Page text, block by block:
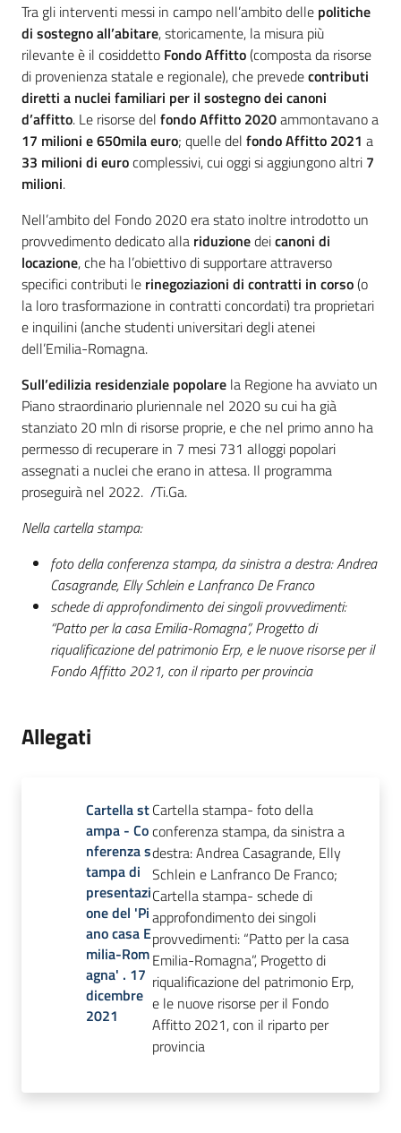
Tra gli interventi messi in campo nell’ambito delle politiche
di sostegno all’abitare, storicamente, la misura più
rilevante è il cosiddetto Fondo Affitto(composta da risorse
di provenienza statale e regionale), che prevedecontributi
diretti a nuclei familiari per il sostegno dei canoni
d’affitto. Le risorse del fondo Affitto 2020ammontavano a
17 milioni e 650mila euro; quelle del fondo Affitto 2021 a
33 milioni di eurocomplessivi, cui oggi si aggiungono altri 7
milioni.
Nell’ambito del Fondo 2020 era stato inoltre introdotto un
provvedimento dedicato alla riduzionedeicanoni di
locazione, che ha l’obiettivo di supportare attraverso
specifici contributi le rinegoziazioni di contratti in corso(o
la loro trasformazione in contratti concordati) tra proprietari
e inquilini (anche studenti universitari degli atenei
dell’Emilia-Romagna.
Sull’edilizia residenziale popolare la Regione ha avviato un
Piano straordinario pluriennale nel 2020 su cui ha già
stanziato 20 mln di risorse proprie, e che nel primo anno ha
permesso di recuperare in 7 mesi 731 alloggi popolari
assegnati a nuclei che erano in attesa. Il programma
proseguirà nel 2022. /Ti.Ga.
Nella cartella stampa:
foto della conferenza stampa, da sinistra a destra: Andrea
Casagrande, Elly Schlein e Lanfranco De Franco
schede di approfondimento dei singoli provvedimenti:
“Patto per la casa Emilia-Romagna”, Progetto di
riqualificazione del patrimonio Erp, e le nuove risorse per il
Fondo Affitto 2021, con il riparto per provincia
Allegati
Cartella st
ampa - Co
nferenza s
tampa di
presentazi
one del 'Pi
ano casa E
milia-Rom
agna' . 17
dicembre
2021
Cartella stampa- foto della
conferenza stampa, da sinistra a
destra: Andrea Casagrande, Elly
Schlein e Lanfranco De Franco;
Cartella stampa- schede di
approfondimento dei singoli
provvedimenti: “Patto per la casa
Emilia-Romagna”, Progetto di
riqualificazione del patrimonio Erp,
e le nuove risorse per il Fondo
Affitto 2021, con il riparto per
provincia